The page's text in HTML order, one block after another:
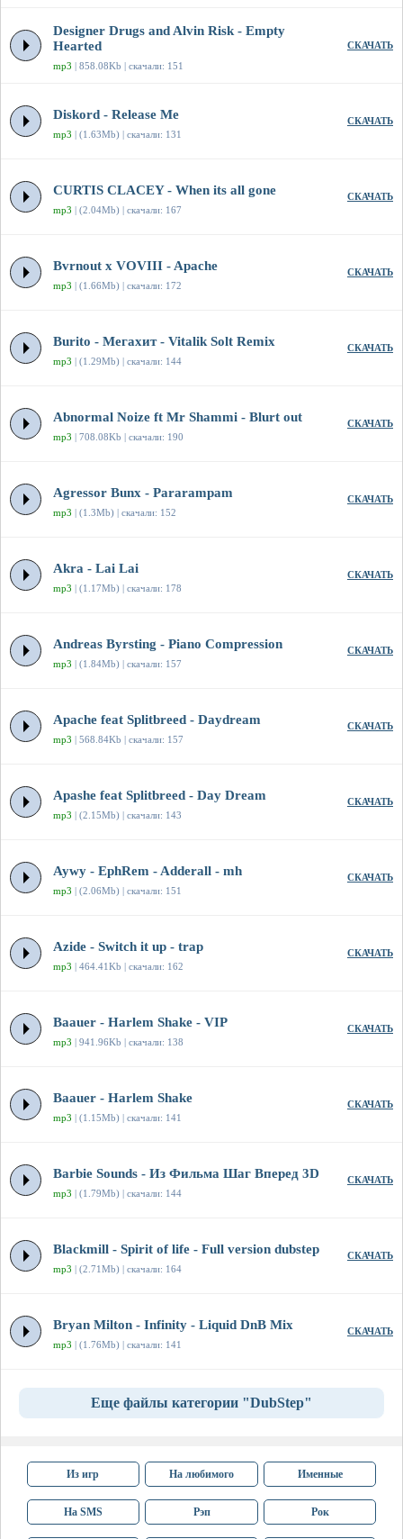
Designer Drugs and Alvin Risk - Empty
Hearted
mp3 | 858.08Kb | скачали: 151
СКАЧАТЬ
Diskord - Release Me
mp3 | (1.63Mb) | скачали: 131
СКАЧАТЬ
CURTIS CLACEY - When its all gone
mp3 | (2.04Mb) | скачали: 167
СКАЧАТЬ
Bvrnout x VOVIII - Apache
mp3 | (1.66Mb) | скачали: 172
СКАЧАТЬ
Burito - Мегахит - Vitalik Solt Remix
mp3 | (1.29Mb) | скачали: 144
СКАЧАТЬ
Abnormal Noize ft Mr Shammi - Blurt out
mp3 | 708.08Kb | скачали: 190
СКАЧАТЬ
Agressor Bunx - Pararampam
mp3 | (1.3Mb) | скачали: 152
СКАЧАТЬ
Akra - Lai Lai
mp3 | (1.17Mb) | скачали: 178
СКАЧАТЬ
Andreas Byrsting - Piano Compression
mp3 | (1.84Mb) | скачали: 157
СКАЧАТЬ
Apache feat Splitbreed - Daydream
mp3 | 568.84Kb | скачали: 157
СКАЧАТЬ
Apashe feat Splitbreed - Day Dream
mp3 | (2.15Mb) | скачали: 143
СКАЧАТЬ
Aywy - EphRem - Adderall - mh
mp3 | (2.06Mb) | скачали: 151
СКАЧАТЬ
Azide - Switch it up - trap
mp3 | 464.41Kb | скачали: 162
СКАЧАТЬ
Baauer - Harlem Shake - VIP
mp3 | 941.96Kb | скачали: 138
СКАЧАТЬ
Baauer - Harlem Shake
mp3 | (1.15Mb) | скачали: 141
СКАЧАТЬ
Barbie Sounds - Из Фильма Шаг Вперед 3D
mp3 | (1.79Mb) | скачали: 144
СКАЧАТЬ
Blackmill - Spirit of life - Full version dubstep
mp3 | (2.71Mb) | скачали: 164
СКАЧАТЬ
Bryan Milton - Infinity - Liquid DnB Mix
mp3 | (1.76Mb) | скачали: 141
СКАЧАТЬ
Еще файлы категории "DubStep"
Из игр На любимого Именные
На SMS Рэп Рок